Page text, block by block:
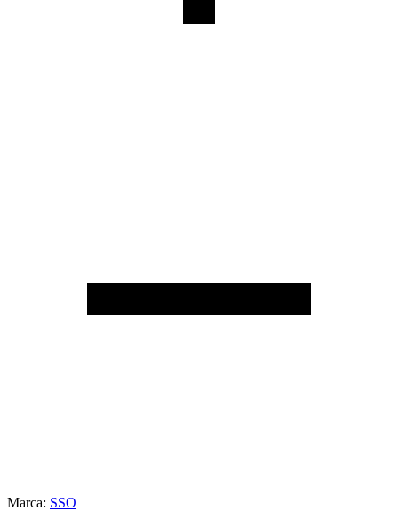
Marca: SSO